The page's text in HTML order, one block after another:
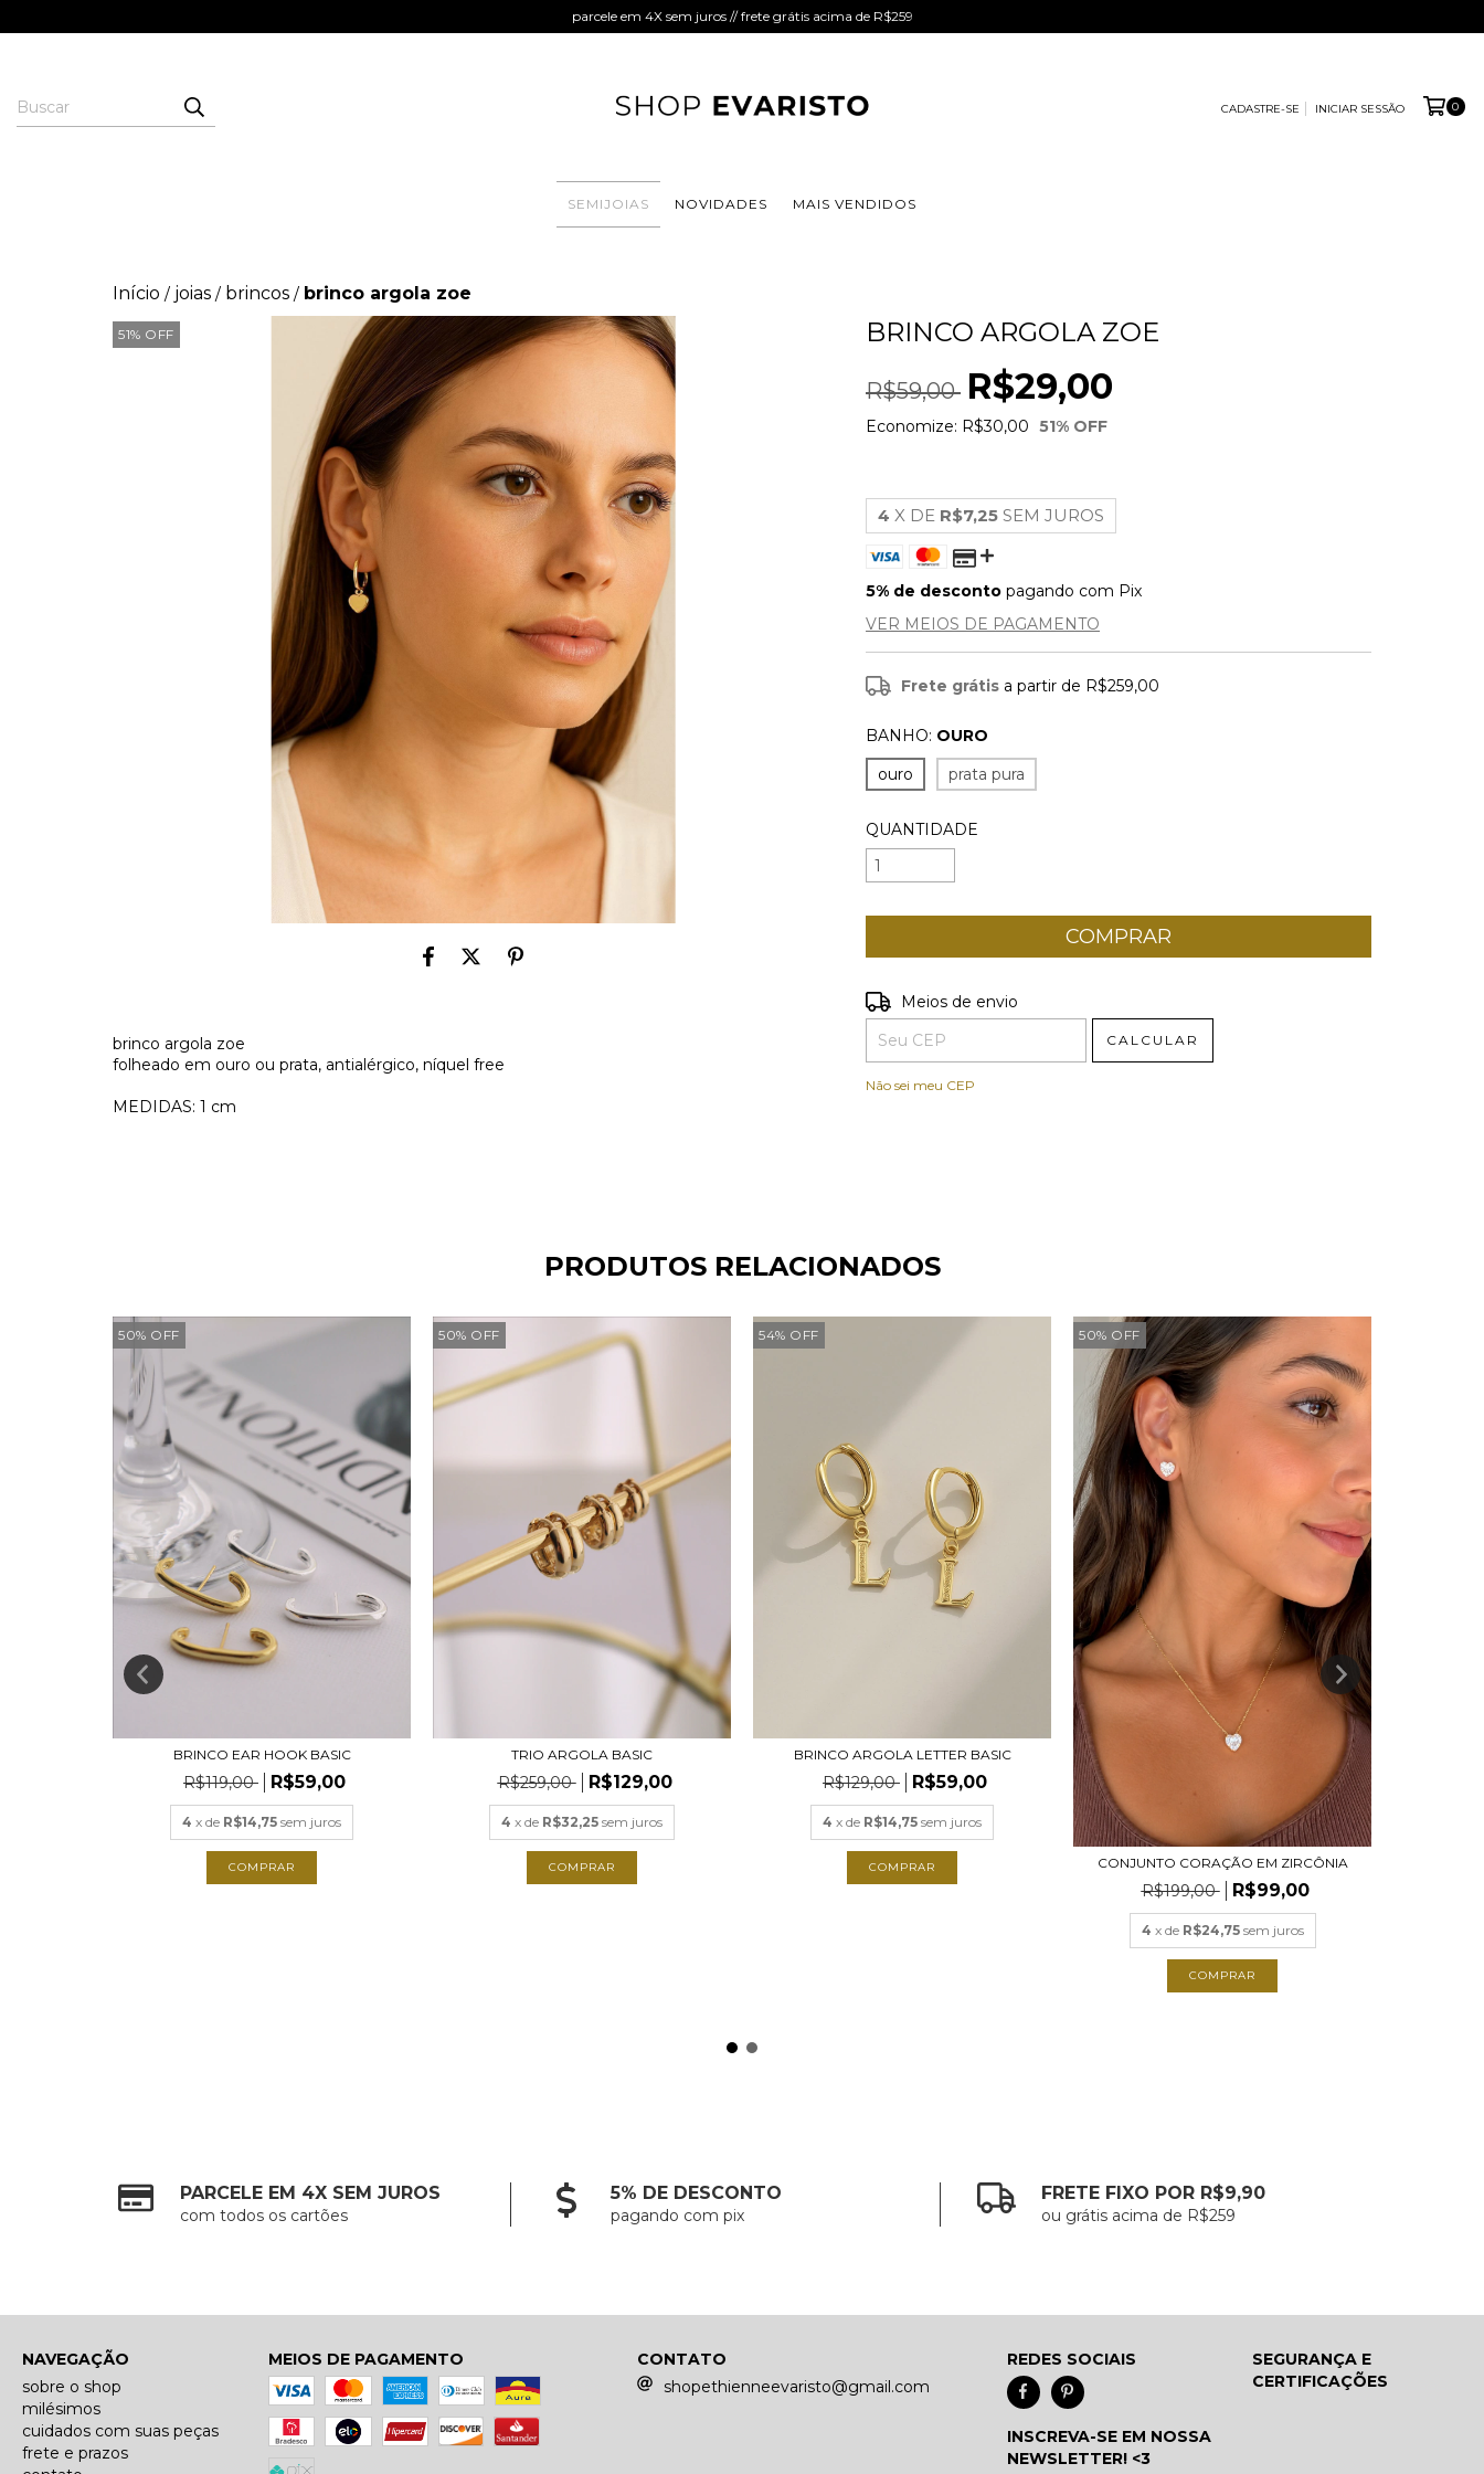
parcele em 4X sem juros // frete grátis acima de R$259
CADASTRE-SE INICIAR SESSÃO 0
SEMIJOIAS NOVIDADES MAIS VENDIDOS
Início / joias / brincos / brinco argola zoe
51% OFF
brinco argola zoe
folheado em ouro ou prata, antialérgico, níquel free
MEDIDAS: 1 cm
BRINCO ARGOLA ZOE
R$59,00 R$29,00
Economize: R$30,00 51% OFF
4 X DE R$7,25 SEM JUROS
5% de desconto pagando com Pix
VER MEIOS DE PAGAMENTO
Frete grátis a partir de R$259,00
BANHO: OURO
ouro
prata pura
QUANTIDADE
Entregas para o CEP:
Meios de envio
CALCULAR
Não sei meu CEP
PRODUTOS RELACIONADOS
50% OFF
BRINCO EAR HOOK BASIC
R$119,00 R$59,00
4 x de R$14,75 sem juros
COMPRAR
50% OFF
TRIO ARGOLA BASIC
R$259,00 R$129,00
4 x de R$32,25 sem juros
COMPRAR
54% OFF
BRINCO ARGOLA LETTER BASIC
R$129,00 R$59,00
4 x de R$14,75 sem juros
COMPRAR
50% OFF
CONJUNTO CORAÇÃO EM ZIRCÔNIA
R$199,00 R$99,00
4 x de R$24,75 sem juros
COMPRAR
PARCELE EM 4X SEM JUROS
com todos os cartões
5% DE DESCONTO
pagando com pix
FRETE FIXO POR R$9,90
ou grátis acima de R$259
NAVEGAÇÃO
sobre o shop
milésimos
cuidados com suas peças
frete e prazos
MEIOS DE PAGAMENTO
CONTATO
shopethienneevaristo@gmail.com
REDES SOCIAIS
INSCREVA-SE EM NOSSA
NEWSLETTER! <3
SEGURANÇA E
CERTIFICAÇÕES